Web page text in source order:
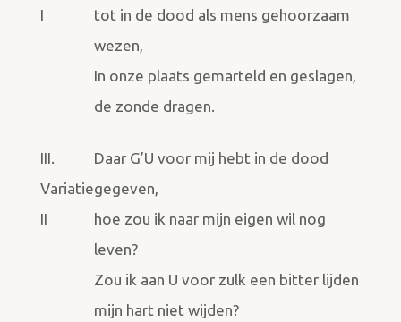
I
tot in de dood als mens gehoorzaam
wezen,
In onze plaats gemarteld en geslagen,
de zonde dragen.
III.
Variatie
II
Daar G’U voor mij hebt in de dood
gegeven,
hoe zou ik naar mijn eigen wil nog
leven?
Zou ik aan U voor zulk een bitter lijden
mijn hart niet wijden?